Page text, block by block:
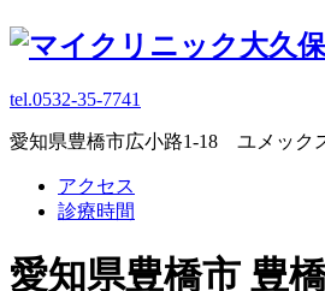
tel.0532-35-7741
愛知県豊橋市広小路1-18 ユメック
アクセス
診療時間
愛知県豊橋市 豊